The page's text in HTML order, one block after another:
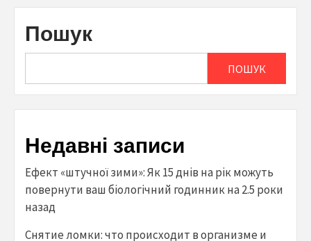
Пошук
ПОШУК
Недавні записи
Ефект «штучної зими»: Як 15 днів на рік можуть
повернути ваш біологічний годинник на 2.5 роки
назад
Снятие ломки: что происходит в организме и